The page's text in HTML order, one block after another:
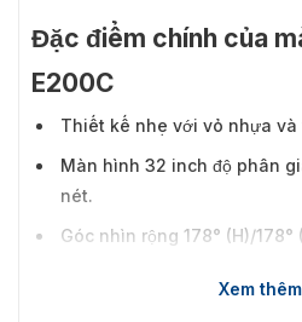
Đặc điểm chính của
E200C
Thiết kế nhẹ với vỏ nhựa
Màn hình 32 inch độ phân
nét.
Góc nhìn rộng 178° (H)/
Xem thêm